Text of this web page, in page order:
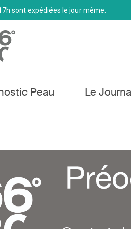
sont expédiées le jour même.
Peau Le